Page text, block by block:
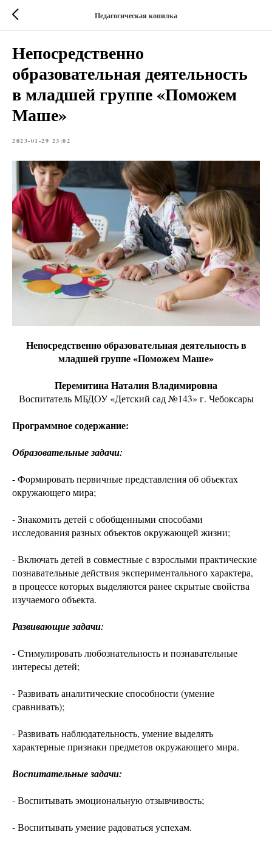
Педагогическая копилка
Непосредственно
образовательная деятельность
в младшей группе «Поможем
Маше»
2023-01-29 23:02
Непосредственно образовательная деятельность в
младшей группе «Поможем Маше»
Перемитина Наталия Владимировна
Воспитатель МБДОУ «Детский сад №143» г. Чебоксары
Программное содержание:
Образовательные задачи:
- Формировать первичные представления об объектах
окружающего мира;
- Знакомить детей с обобщенными способами
исследования разных объектов окружающей жизни;
- Включать детей в совместные с взрослыми практические
познавательные действия экспериментального характера,
в процессе которых выделяются ранее скрытые свойства
изучаемого объекта.
Развивающие задачи:
- Стимулировать любознательность и познавательные
интересы детей;
- Развивать аналитические способности (умение
сравнивать);
- Развивать наблюдательность, умение выделять
характерные признаки предметов окружающего мира.
Воспитательные задачи:
- Воспитывать эмоциональную отзывчивость;
- Воспитывать умение радоваться успехам.